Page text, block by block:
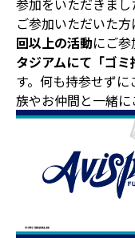
参加をいただきまし
ご参加いただいた方
回以上の活動にご
タジアムにて「ゴ
す。何も持参せず
族やお仲間と一緒に